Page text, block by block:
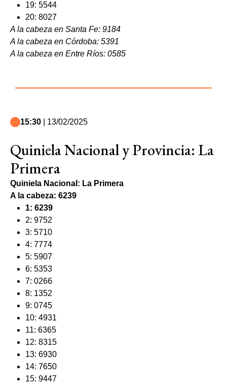
19: 5544
20: 8027
A la cabeza en Santa Fe: 9184
A la cabeza en Córdoba: 5391
A la cabeza en Entre Ríos: 0585
15:30 | 13/02/2025
Quiniela Nacional y Provincia: La
Primera
Quiniela Nacional: La Primera
A la cabeza: 6239
1: 6239
2: 9752
3: 5710
4: 7774
5: 5907
6: 5353
7: 0266
8: 1352
9: 0745
10: 4931
11: 6365
12: 8315
13: 6930
14: 7650
15: 9447